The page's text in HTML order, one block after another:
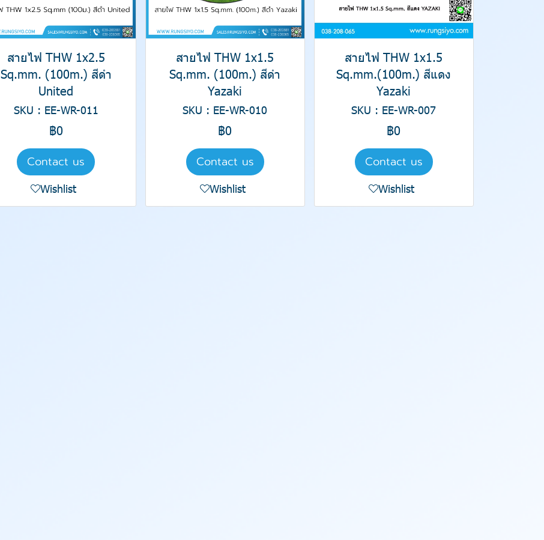
สายไฟ THW 1x2.5
Sq.mm. (100m.) สีดำ
United
SKU : EE-WR-011
฿0
Contact us
Wishlist
สายไฟ THW 1x1.5
Sq.mm. (100m.) สีดำ
Yazaki
SKU : EE-WR-010
฿0
Contact us
Wishlist
สายไฟ THW 1x1.5
Sq.mm.(100m.) สีแดง
Yazaki
SKU : EE-WR-007
฿0
Contact us
Wishlist